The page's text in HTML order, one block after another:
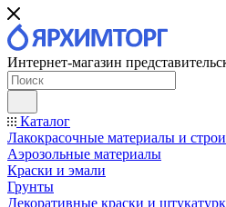
Интернет-магазин
Каталог
Лакокрасочные материалы и
Аэрозольные материалы
Краски и эмали
Грунты
Декоративные краски и